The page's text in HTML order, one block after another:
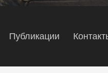
Публикации